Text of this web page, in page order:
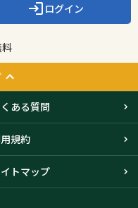
ログイン
ある質問
規約
トマップ